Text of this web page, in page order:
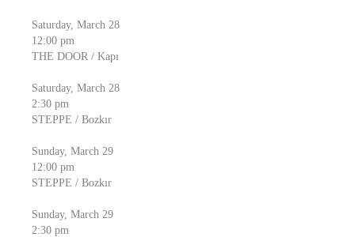
Saturday, March 28
12:00 pm
THE DOOR / Kapı
Saturday, March 28
2:30 pm
STEPPE / Bozkır
Sunday, March 29
12:00 pm
STEPPE / Bozkır
Sunday, March 29
2:30 pm